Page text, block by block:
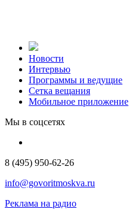
Новости
Интервью
Программы и ведущие
Сетка вещания
Мобильное приложение
Мы в соцсетях
8 (495) 950-62-26
info@govoritmoskva.ru
Реклама на радио